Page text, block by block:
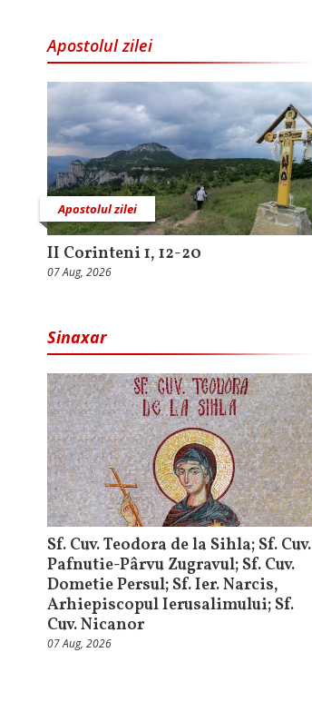
Apostolul zilei
Apostolul zilei
II Corinteni 1, 12-20
07 Aug, 2026
Sinaxar
Sf. Cuv. Teodora de la Sihla; Sf. Cuv.
Pafnutie-Pârvu Zugravul; Sf. Cuv.
Dometie Persul; Sf. Ier. Narcis,
Arhiepiscopul Ierusalimului; Sf.
Cuv. Nicanor
07 Aug, 2026